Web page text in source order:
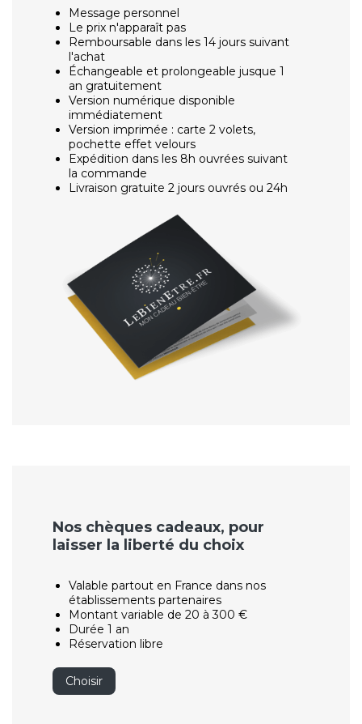
Message personnel
Le prix n'apparaît pas
Remboursable dans les 14 jours suivant
l'achat
Échangeable et prolongeable jusque 1
an gratuitement
Version numérique disponible
immédiatement
Version imprimée : carte 2 volets,
pochette effet velours
Expédition dans les 8h ouvrées suivant
la commande
Livraison gratuite 2 jours ouvrés ou 24h
Nos chèques cadeaux, pour
laisser la liberté du choix
Valable partout en France dans nos
établissements partenaires
Montant variable de 20 à 300 €
Durée 1 an
Réservation libre
Choisir